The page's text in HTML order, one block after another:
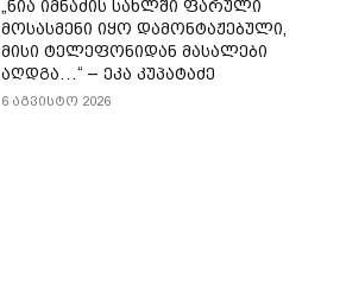
„ნია იმნაძის სახლში ფარული
მოსასმენი იყო დამონტაჟებული,
მისი ტელეფონიდან მასალები
აღდგა…“ – ეკა კუპატაძე
6 აგვისტო 2026